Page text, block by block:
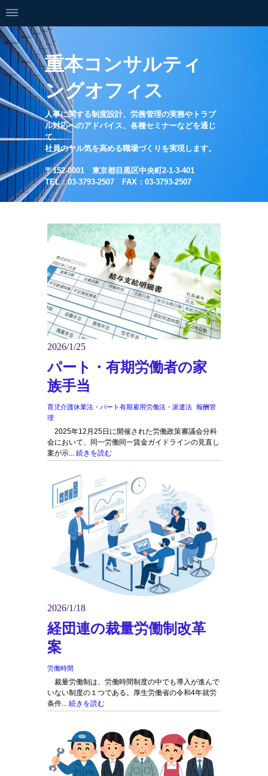
重本コンサルティ
ングオフィス
人事に関する制度設計、労務管理の実務やトラブ
ル対応へのアドバイス、各種セミナーなどを通じ
て、
社員のヤル気を高める職場づくりを実現します。
〒152-0001 東京都目黒区中央町2-1-3-401
TEL：03-3793-2507 FAX：03-3793-2507
2026/1/25
パート・有期労働者の家
族手当
育児介護休業法・パート有期雇用労働法・派遣法 報酬管
理
2025年12月25日に開催された労働政策審議会分科
会において、同一労働同一賃金ガイドラインの見直し
案が示... 続きを読む
2026/1/18
経団連の裁量労働制改革
案
労働時間
裁量労働制は、労働時間制度の中でも導入が進んで
いない制度の１つである。厚生労働省の令和4年就労
条件... 続きを読む